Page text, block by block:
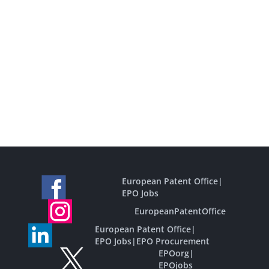
European Patent Office|
EPO Jobs
EuropeanPatentOffice
European Patent Office|
EPO Jobs| EPO Procurement
EPOorg|
EPOjobs